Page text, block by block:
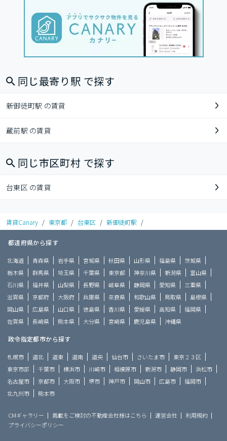
同じ最寄り駅 で探す
新御徒町駅 の賃貸
蔵前駅 の賃貸
同じ市区町村 で探す
台東区 の賃貸
賃貸Canary / 東京都 / 台東区 / 新御徒町駅 /
都道府県から探す
北海道 青森県 岩手県 宮城県 秋田県 山形県 福島県
茨城県
栃木県
群馬県 埼玉県 千葉県 東京都 神奈川県 新潟県
富山県
石川県
福井県 山梨県 長野県 岐阜県 静岡県 愛知県
三重県
滋賀県
京都府 大阪府 兵庫県 奈良県 和歌山県 鳥取県
島根県
岡山県
広島県 山口県 徳島県 香川県 愛媛県 高知県
福岡県
佐賀県
長崎県 熊本県 大分県 宮崎県 鹿児島県 沖縄県
政令指定都市から探す
札幌市 道北 道東 道南 道央 仙台市 さいたま市
東京２３区
東京市部
千葉市 横浜市 川崎市 相模原市 新潟市 静岡市
浜松市
名古屋市
京都市 大阪市 堺市 神戸市 岡山市 広島市
福岡市
北九州市
熊本市
CMギャラリー 掲載をご検討の不動産会社様はこちら 運営会社
利用規約
プライバシーポリシー